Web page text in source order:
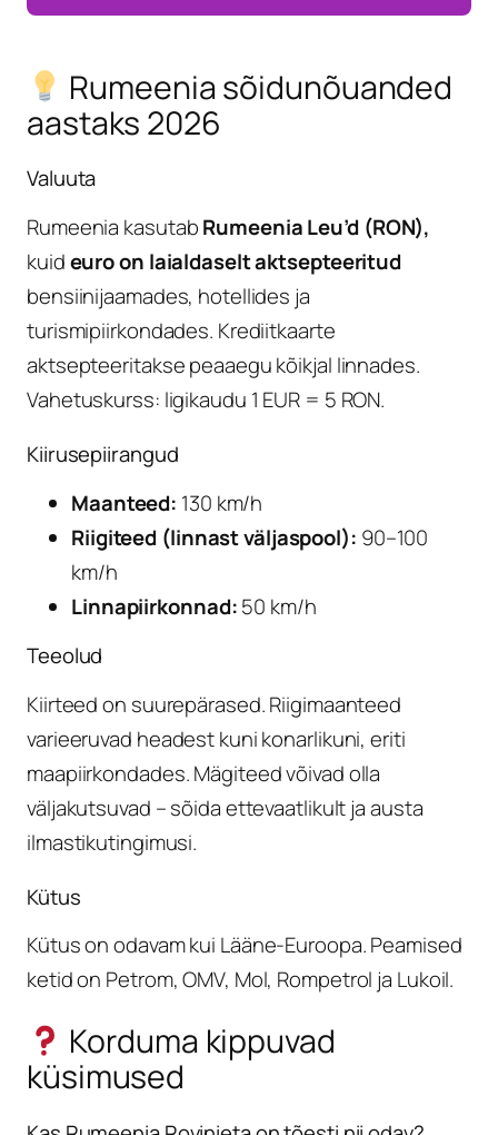
Rumeenia sõidunõuanded
aastaks 2026
Valuuta
Rumeenia kasutabRumeenia Leu’d (RON),
kuideuro on laialdaselt aktsepteeritud
bensiinijaamades, hotellides ja
turismipiirkondades. Krediitkaarte
aktsepteeritakse peaaegu kõikjal linnades.
Vahetuskurss: ligikaudu 1 EUR = 5 RON.
Kiirusepiirangud
Maanteed: 130 km/h
Riigiteed (linnast väljaspool): 90–100
km/h
Linnapiirkonnad:50 km/h
Teeolud
Kiirteed on suurepärased. Riigimaanteed
varieeruvad headest kuni konarlikuni, eriti
maapiirkondades. Mägiteed võivad olla
väljakutsuvad – sõida ettevaatlikult ja austa
ilmastikutingimusi.
Kütus
Kütus on odavam kui Lääne-Euroopa. Peamised
ketid on Petrom, OMV, Mol, Rompetrol ja Lukoil.
Korduma kippuvad
küsimused